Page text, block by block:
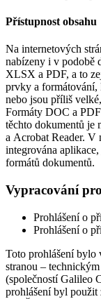
Přístupnost obsahu
Na internetových
nabízeny i v
XLSX a PDF, a to
prvky a
nebo jsou příliš
Formáty DOC a
těchto dokumentů je
a Acrobat Reader. V
integrována
formátů dokumentů.
Vypracování
Prohlášení o
Prohlášení o
Toto prohlášení bylo
stranou –
(společností Galileo
prohlášení byl